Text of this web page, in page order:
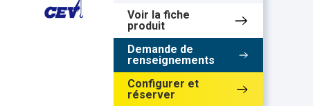
Voir la fiche
produit
Demande de
renseignements
Configurer et
réserver